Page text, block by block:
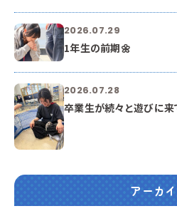
2026.07.29
1年生の前期🌼
2026.07.28
卒業生が続々と遊びに来
アーカ